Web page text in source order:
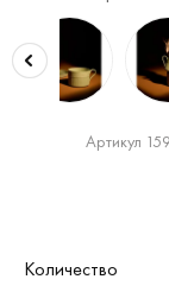
Артикул
Количество